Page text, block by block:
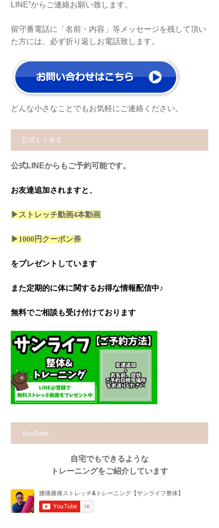
LINE”からご連絡お願い致します。
留守番電話に「名前・内容」等メッセージを残して頂い
た方には、必ず折り返しお電話致します。
どんな小さなことでもお気軽にご連絡ください。
公式ＬＩＮＥ
公式LINEからもご予約可能です。
お友達追加されますと、
▶ストレッチ動画4本動画
▶1000円クーポン券
をプレゼントしています
また定期的に体に関するお得な情報配信中♪
無料でご相談も受け付けております
YouTube
自宅でもできるような
トレーニングをご紹介しています